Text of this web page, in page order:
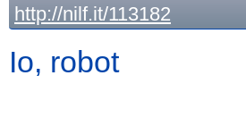
http://nilf.it/113182
Io, robot